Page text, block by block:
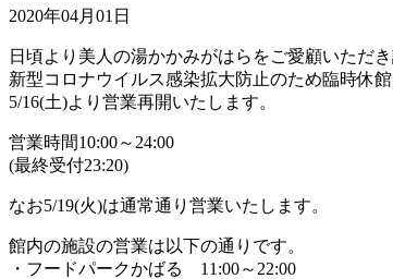
2020年04月01日
日頃より美人の湯かかみがはらをご愛顧いただ
新型コロナウイルス感染拡大防止のため臨時休
5/16(土)より営業再開いたします。
営業時間10:00～24:00
(最終受付23:20)
なお5/19(火)は通常通り営業いたします。
館内の施設の営業は以下の通りです。
・フードパークかばる 11:00～22:00